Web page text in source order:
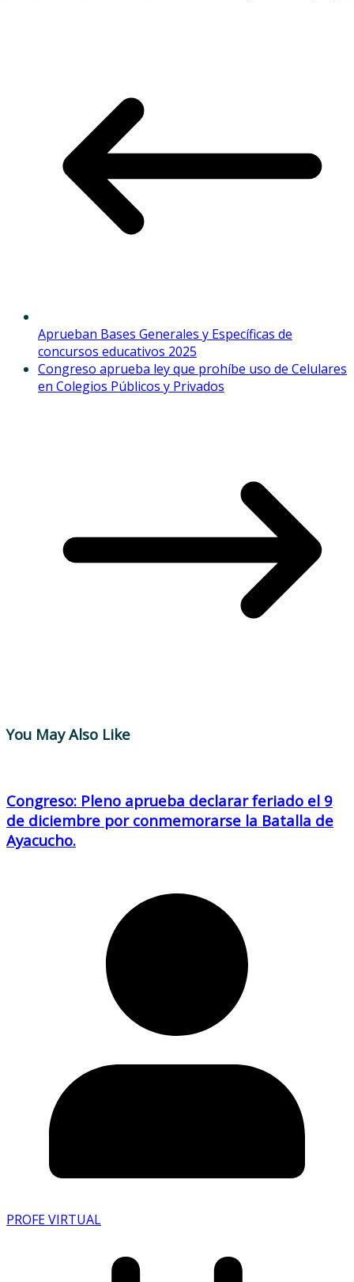
Aprueban Bases Generales y Específicas de
concursos educativos 2025
Congreso aprueba ley que prohíbe uso de Celulares
en Colegios Públicos y Privados
You May Also Like
Congreso: Pleno aprueba declarar feriado el 9
de diciembre por conmemorarse la Batalla de
Ayacucho.
PROFE VIRTUAL